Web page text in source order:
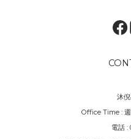
沐
Office Time : 週
電話 :